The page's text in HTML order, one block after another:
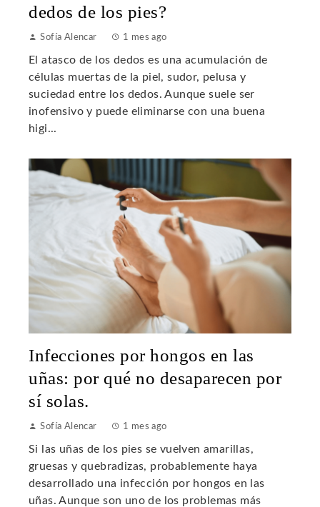
dedos de los pies?
Sofía Alencar 1 mes ago
El atasco de los dedos es una acumulación de
células muertas de la piel, sudor, pelusa y
suciedad entre los dedos. Aunque suele ser
inofensivo y puede eliminarse con una buena
higi...
Infecciones por hongos en las
uñas: por qué no desaparecen por
sí solas.
Sofía Alencar 1 mes ago
Si las uñas de los pies se vuelven amarillas,
gruesas y quebradizas, probablemente haya
desarrollado una infección por hongos en las
uñas. Aunque son uno de los problemas más